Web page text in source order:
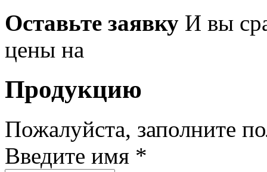
Оставьте заявку И вы
цены на
Продукцию
Пожалуйста, заполните
Введите имя *